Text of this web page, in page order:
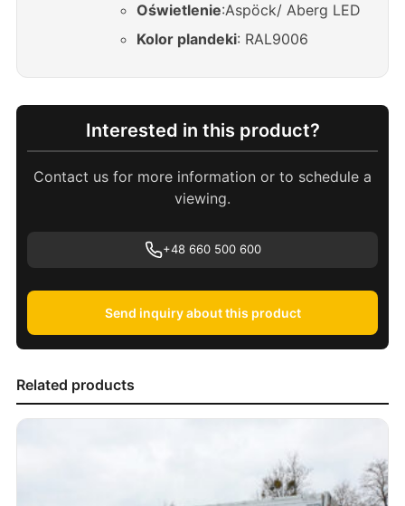
Oświetlenie:Aspöck/ Aberg LED
Kolor plandeki: RAL9006
Interested in this product?
Contact us for more information or to schedule a
viewing.
+48 660 500 600
Send inquiry about this product
Related products